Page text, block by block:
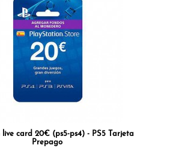
live card 20€ (ps5-ps4) - PS5 Tarjeta
Prepago